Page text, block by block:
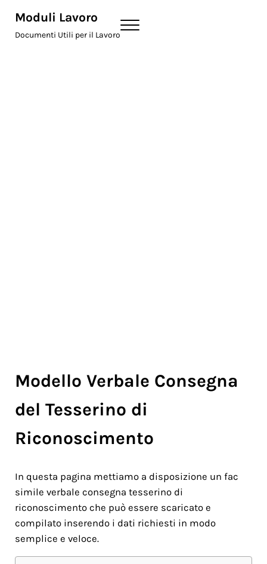
Moduli Lavoro
Documenti Utili per il Lavoro
Menu
Modello Verbale Consegna
del Tesserino di
Riconoscimento
In questa pagina mettiamo a disposizione un fac
simile verbale consegna tesserino di
riconoscimento che può essere scaricato e
compilato inserendo i dati richiesti in modo
semplice e veloce.